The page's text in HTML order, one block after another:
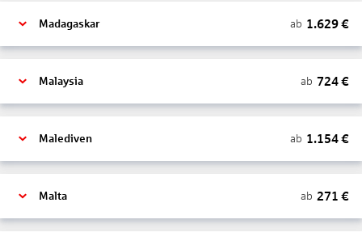
Madagaskar ab 1.629€
Malaysia ab 724€
Malediven ab 1.154€
Malta ab 271 €